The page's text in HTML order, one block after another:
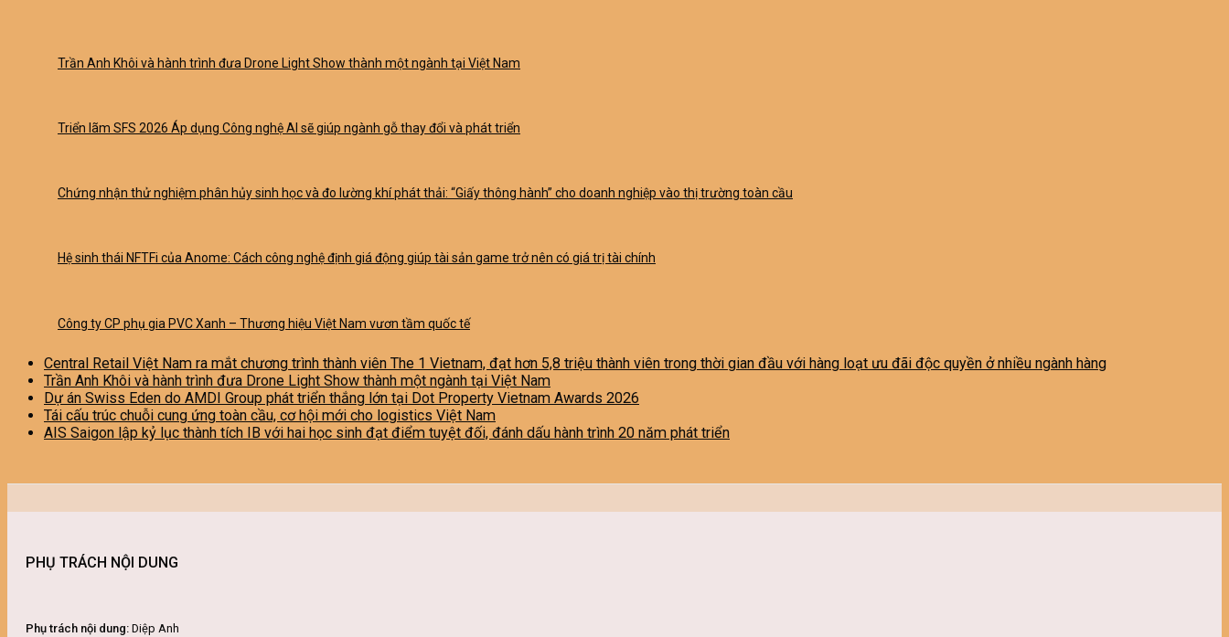
Trần Anh Khôi và hành trình đưa Drone Light Show thành một ngành tại Việt Nam
Triển lãm SFS 2026 Áp dụng Công nghệ AI sẽ giúp ngành gỗ thay đổi và phát triển
Chứng nhận thử nghiệm phân hủy sinh học và đo lường khí phát thải: “Giấy thông hành” cho doanh nghiệp vào thị trường toàn cầu
Hệ sinh thái NFTFi của Anome: Cách công nghệ định giá động giúp tài sản game trở nên có giá trị tài chính
Công ty CP phụ gia PVC Xanh – Thương hiệu Việt Nam vươn tầm quốc tế
Central Retail Việt Nam ra mắt chương trình thành viên The 1 Vietnam, đạt hơn 5,8 triệu thành viên trong thời gian đầu với hàng loạt ưu đãi độc quyền ở nhiều ngành hàng
Trần Anh Khôi và hành trình đưa Drone Light Show thành một ngành tại Việt Nam
Dự án Swiss Eden do AMDI Group phát triển thắng lớn tại Dot Property Vietnam Awards 2026
Tái cấu trúc chuỗi cung ứng toàn cầu, cơ hội mới cho logistics Việt Nam
AIS Saigon lập kỷ lục thành tích IB với hai học sinh đạt điểm tuyệt đối, đánh dấu hành trình 20 năm phát triển
PHỤ TRÁCH NỘI DUNG
Phụ trách nội dung: Diệp Anh